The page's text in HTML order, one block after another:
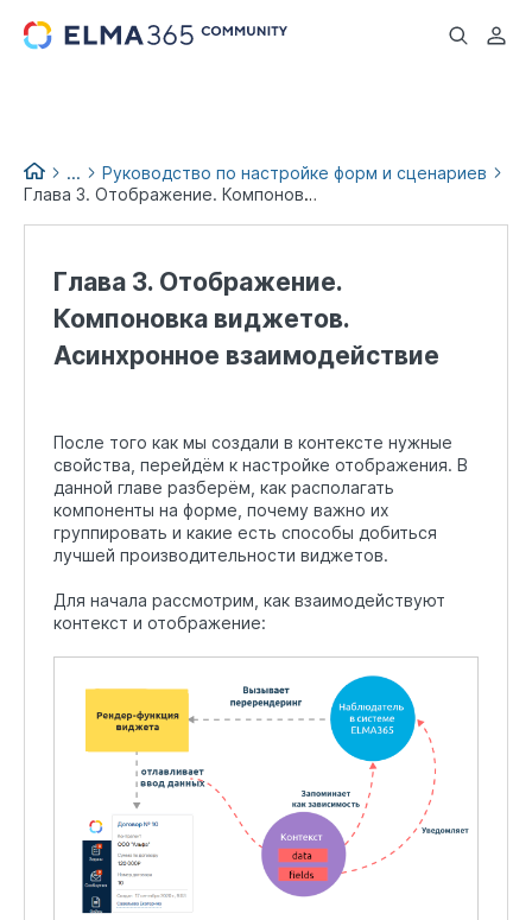
...
...
Руководство по настройке форм и сценариев
Глава 3. Отображение. Компоновка виджетов. Асинхронное взаимодействие
Глава 3. Отображение.
Компоновка виджетов.
Асинхронное взаимодействие
После того как мы создали в контексте нужные
свойства, перейдём к настройке отображения. В
данной главе разберём, как располагать
компоненты на форме, почему важно их
группировать и какие есть способы добиться
лучшей производительности виджетов.
Для начала рассмотрим, как взаимодействуют
контекст и отображение: